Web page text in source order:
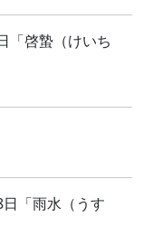
啓蟄（けいち
「雨水（うす